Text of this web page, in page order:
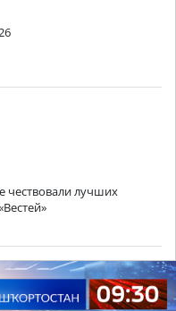
чествовали лучших